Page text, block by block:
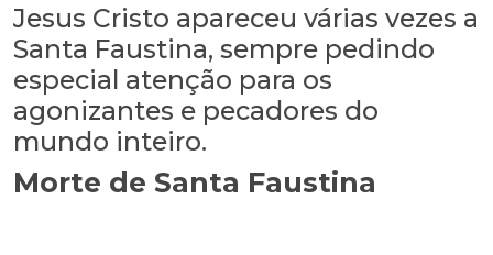
Jesus Cristo apareceu várias vezes a
Santa Faustina, sempre pedindo
especial atenção para os
agonizantes e pecadores do
mundo inteiro.
Morte de Santa Faustina